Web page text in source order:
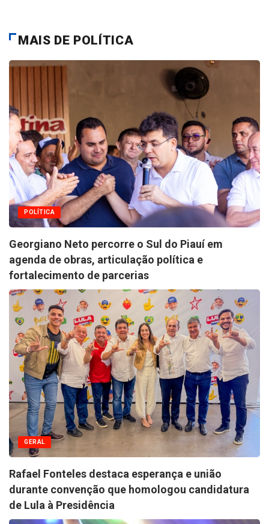
MAIS DE POLÍTICA
POLÍTICA
Georgiano Neto percorre o Sul do Piauí em
agenda de obras, articulação política e
fortalecimento de parcerias
GERAL
Rafael Fonteles destaca esperança e união
durante convenção que homologou candidatura
de Lula à Presidência